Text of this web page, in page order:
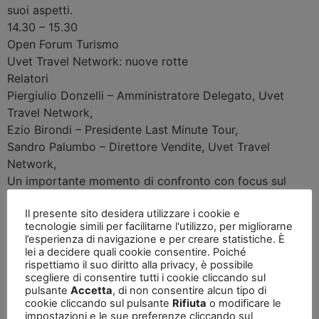
suoi aspetti.
14.30 – 15.30
Open Forum Turismo
Uvet Travel Network: nuove rotte
Relatori
Piergiulio Donzelli – Amministratore Delegato, Uvet
Travel Network,
Ezio Birondi – Presidente Last Minute Tour,
Sandro Palumbo – Direttore Vendite, Uvet Travel
Network,
Un importante momento di confronto con focus sul
Agenzie Uvet Travel Network
15.30 – 16.15
Seminario Mobility
Qualità, Sicurezza e rispetto dell’ambiente : elementi
essenziali nei viaggi d’affari
Moderatore
Il presente sito desidera utilizzare i cookie e
tecnologie simili per facilitarne l'utilizzo, per migliorarne
l’esperienza di navigazione e per creare statistiche. È
lei a decidere quali cookie consentire. Poiché
rispettiamo il suo diritto alla privacy, è possibile
scegliere di consentire tutti i cookie cliccando sul
pulsante Accetta, di non consentire alcun tipo di
cookie cliccando sul pulsante Rifiuta o modificare le
impostazioni e le sue preferenze cliccando sul